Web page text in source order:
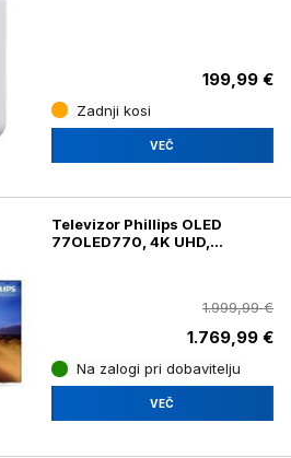
199,99 €
Zadnji kosi
VEČ
Televizor Phillips OLED
77OLED770, 4K UHD,
1.999,99 €
1.769,99 €
Na zalogi pri dobavitelju
VEČ